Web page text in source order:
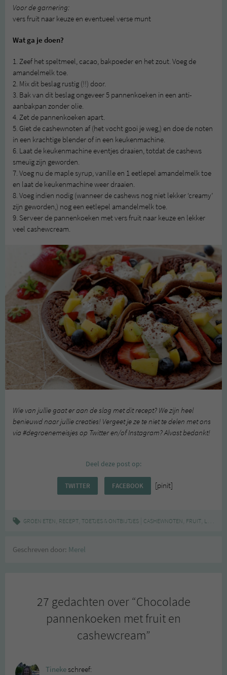
Voor de garnering:
vers fruit naar keuze en eventueel verse munt
Wat ga je doen?
1. Zeef het speltmeel, cacao, bakpoeder en het zout. Voeg de
amandelmelk toe.
2. Mix dit beslag rustig (!!) door.
3. Bak van dit beslag ongeveer 5 pannenkoeken in een anti-
aanbakpan zonder olie.
4. Zet de pannenkoeken apart.
5. Giet de cashewnoten af (het vocht gooi je weg,) en doe de noten
in een krachtige blender of in een keukenmachine.
6. Laat de keukenmachine eventjes draaien, totdat de cashews
smeuïg zijn geworden.
7. Voeg nu de maple syrup, vanille en 1 eetlepel amandelmelk toe
en laat de keukenmachine weer draaien.
8. Voeg indien nodig (wanneer de cashews nog niet lekker ‘creamy’
zijn geworden,) nog een eetlepel amandelmelk toe.
9. Serveer de pannenkoeken met vers fruit naar keuze en lekker
veel cashewcream.
Wie van jullie gaat er aan de slag met dit recept? We zijn heel
benieuwd naar jullie creaties! Vergeet je ze te niet te delen met ons
via #degroenemeisjes op Twitter en/of Instagram? Alvast bedankt!
Deel deze post op:
TWITTER FACEBOOK [pinit]
GROEN ETEN, RECEPT, TOETJES & ONTBIJTJES CASHEWNOTEN, FRUIT, LUNCH
Geschreven door: Merel
27 gedachten over “Chocolade
pannenkoeken met fruit en
cashewcream”
Tinekeschreef: